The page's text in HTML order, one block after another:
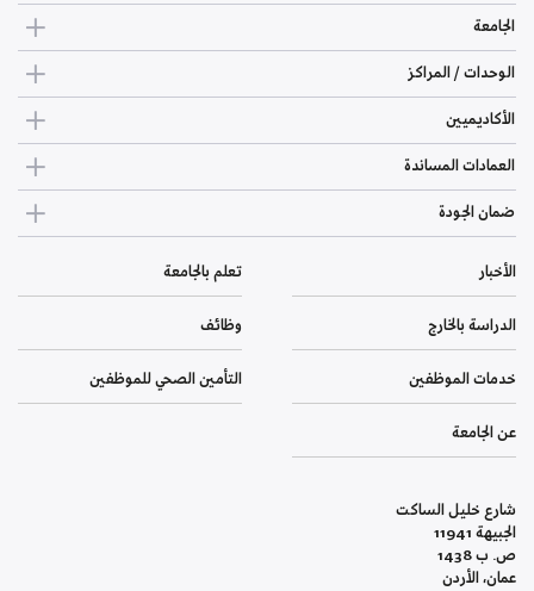
الجامعة
الوحدات / المراكز
الأكاديميين
العمادات المساندة
ضمان الجودة
الأخبار تعلم بالجامعة
الدراسة بالخارج وظائف
خدمات الموظفين التأمين الصحي للموظفين
عن الجامعة
شارع خليل الساكت
الجبيهة 11941
ص. ب 1438
عمان، الأردن